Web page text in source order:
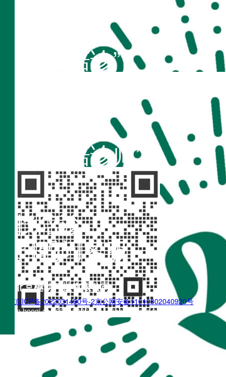
“不疾陪诊”
“不疾陪诊师”
找陪诊
扫码问客服
北京樾动科技有限公司
京ICP备2022031490号-2京公网安备11010802040920号
m.boogi.cn 2022~2026 © All Rights Reserved